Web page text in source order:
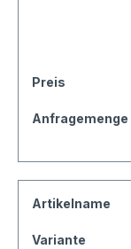
Preis
Anfragemenge
Artikelname
Variante